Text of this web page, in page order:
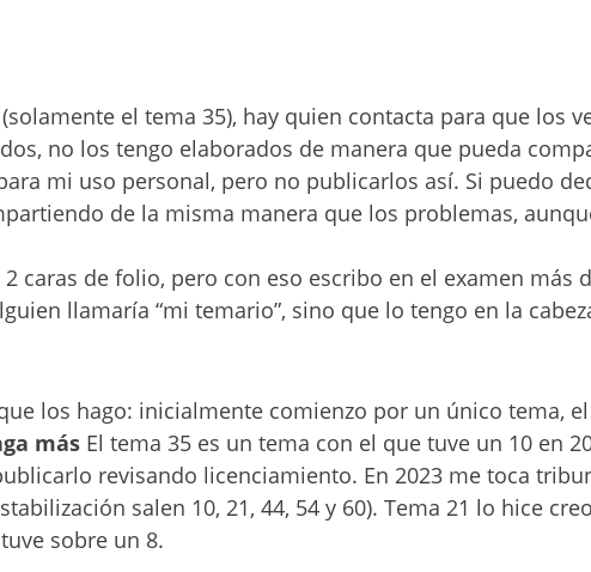
el tema 35), hay quien contacta para que los
no los tengo elaborados de manera que pueda
mi uso personal, pero no publicarlos así. Si puedo
de la misma manera que los problemas,
caras de folio, pero con eso escribo en el examen más
llamaría “mi temario”, sino que lo tengo en la
los hago: inicialmente comienzo por un único tema, el
más El tema 35 es un tema con el que tuve un 10 en
revisando licenciamiento. En 2023 me toca
salen 10, 21, 44, 54 y 60). Tema 21 lo hice
sobre un 8.